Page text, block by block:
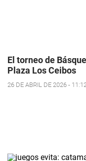
El torneo de
Plaza Los Ceibos
26 DE ABRIL DE 2026 -